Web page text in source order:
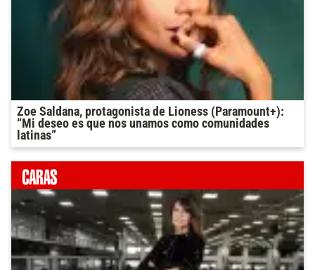
Zoe Saldana, protagonista de Lioness (Paramount+):
“Mi deseo es que nos unamos como comunidades
latinas”